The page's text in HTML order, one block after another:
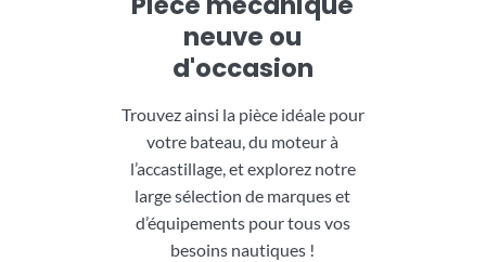
neuve ou
d'occasion
Trouvez ainsi la pièce idéale pour
votre bateau, du moteur à
l’accastillage, et explorez notre
large sélection de marques et
d’équipements pour tous vos
besoins nautiques !